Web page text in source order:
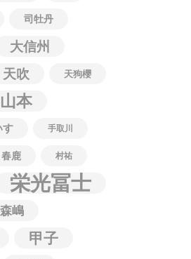
司牡丹
大信州
天吹 天狗櫻
山本
す 手取川
春鹿 村祐
栄光冨士
森嶋
甲子